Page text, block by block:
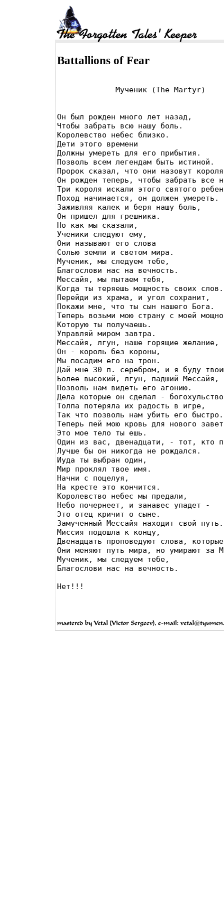
Battallions of Fear
Он был рожден много лет назад,
Чтобы забрать всю нашу боль.
Королевство небес близко.
Дети этого времени
Должны умереть для его прибытия.
Позволь всем легендам быть истиной.
Пророк сказал, что они назовут
Он рожден теперь, чтобы забрать все
Три короля искали этого святого
Поход начинается, он должен умереть.
Заживляя калек и беря нашу боль,
Он пришел для грешника.
Но как мы сказали,
Ученики следуют ему,
Они называют его слова
Солью земли и светом мира.
Мученик, мы следуем тебе,
Благослови нас на вечность.
Мессайя, мы пытаем тебя,
Когда ты теряешь мощность своих слов.
Перейди из храма, и угол сохранит,
Покажи мне, что ты сын нашего Бога.
Теперь возьми мою страну с моей
Которую ты получаешь.
Упpавляй миром завтра.
Мессайя, лгун, наше горящие желание,
Он - король без короны,
Мы посадим его на трон.
Дай мне 30 п. серебром, и я буду
Более высокий, лгун, падший Мессайя,
Позволь нам видеть его агонию.
Дела которые он сделал -
Толпа потеряла их радость в игре,
Так что позволь нам убить его быстро.
Теперь пей мою кровь для нового
Это мое тело ты ешь.
Один из вас, двенадцати, - тот, кто
Лучше бы он никогда не рождался.
Иуда ты выбран один,
Мир проклял твое имя.
Начни с поцелуя,
На кресте это кончится.
Королевство небес мы предали,
Небо почернеет, и занавес упадет -
Это отец кричит о сыне.
Замученный Мессайя находит свой путь.
Миссия подошла к концу,
Двенадцать проповедуют слова,
Они меняют путь мира, но умирают за
Мученик, мы следуем тебе,
Благослови нас на вечность.